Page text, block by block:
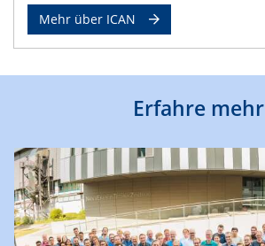
Mehr über ICAN
Erfahre mehr